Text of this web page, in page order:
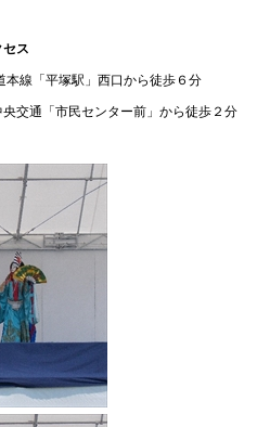
ス
「平塚駅」西口から徒歩６分
「市民センター前」から徒歩２分